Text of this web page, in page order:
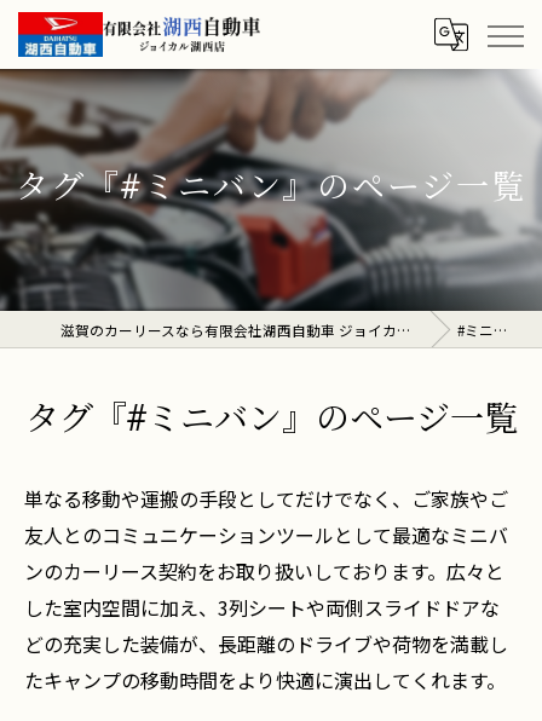
タグ『#ミニバン』のページ一覧
滋賀のカーリースなら有限会社湖西自動車 ジョイカル湖西店 #ミニバン
タグ『#ミニバン』のページ一覧
単なる移動や運搬の手段としてだけでなく、ご家族やご
友人とのコミュニケーションツールとして最適なミニバ
ンのカーリース契約をお取り扱いしております。広々と
した室内空間に加え、3列シートや両側スライドドアな
どの充実した装備が、長距離のドライブや荷物を満載し
たキャンプの移動時間をより快適に演出してくれます。